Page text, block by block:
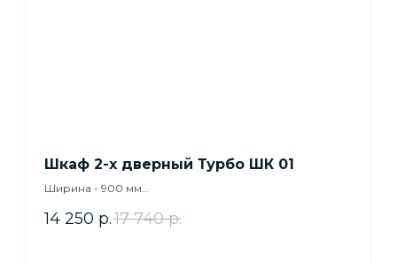
Шкаф 2-х дверный Турбо ШК 01
Ширина - 900 мм
Глубина - 500 мм
14 250 р.17 740 р.